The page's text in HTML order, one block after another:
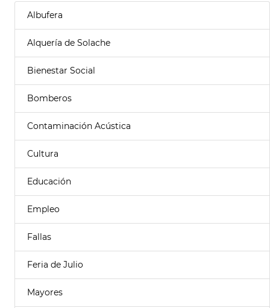
Albufera
Alquería de Solache
Bienestar Social
Bomberos
Contaminación Acústica
Cultura
Educación
Empleo
Fallas
Feria de Julio
Mayores